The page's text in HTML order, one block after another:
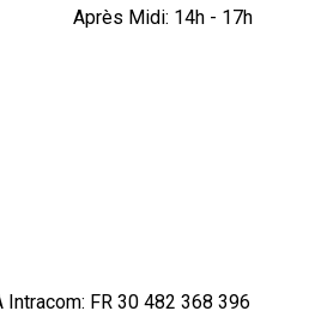
Après Midi: 14h - 17h
FR 30 482 368 396